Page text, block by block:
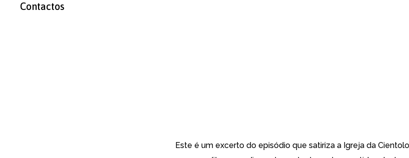
Contactos
Este é um excerto do episódio que satiriza a Igreja da